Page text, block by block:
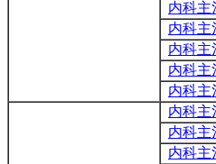
内科主
内科主
内科主
内科主
内科主
内科主
内科主
内科主